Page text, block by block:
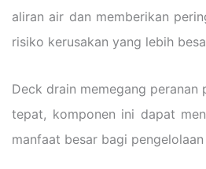
aliran air dan memberikan
risiko kerusakan yang lebih
Deck drain memegang peranan
tepat, komponen ini dapat
manfaat besar bagi